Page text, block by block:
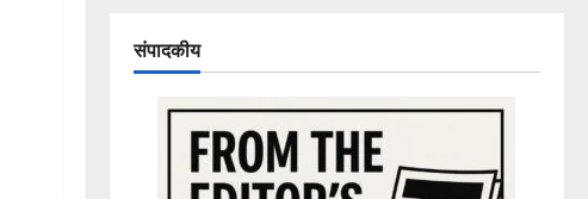
संपादकीय